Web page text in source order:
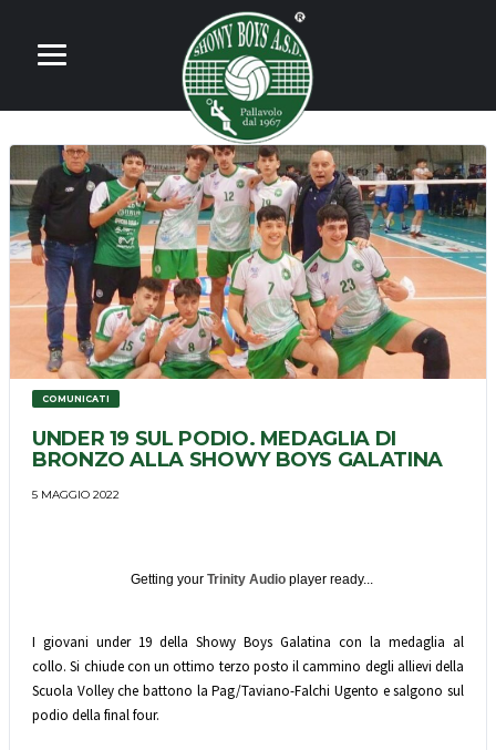
COMUNICATI
UNDER 19 SUL PODIO. MEDAGLIA DI
BRONZO ALLA SHOWY BOYS GALATINA
5 MAGGIO 2022
Getting your Trinity Audioplayer ready...
I giovani under 19 della Showy Boys Galatina con la medaglia al
collo. Si chiude con un ottimo terzo posto il cammino degli allievi della
Scuola Volley che battono la Pag/Taviano-Falchi Ugento e salgono sul
podio della final four.